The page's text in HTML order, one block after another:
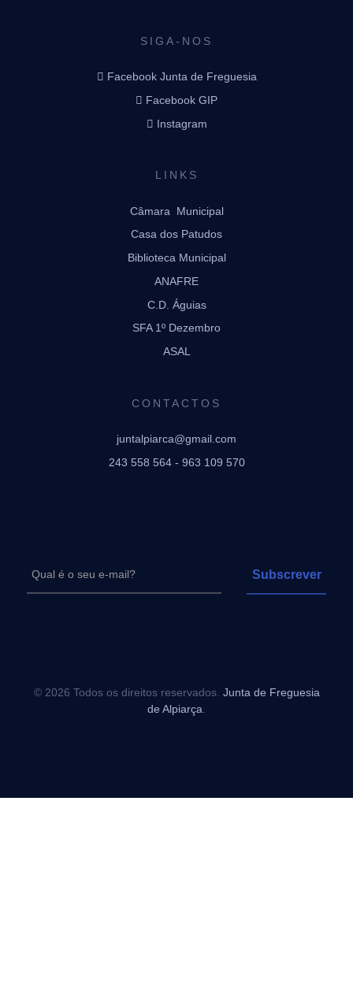
SIGA-NOS
Facebook Junta de Freguesia
Facebook GIP
Instagram
LINKS
Câmara Municipal
Casa dos Patudos
Biblioteca Municipal
ANAFRE
C.D. Águias
SFA 1º Dezembro
ASAL
CONTACTOS
juntalpiarca@gmail.com
243 558 564 - 963 109 570
© 2026 Todos os direitos reservados. Junta de Freguesia
de Alpiarça.